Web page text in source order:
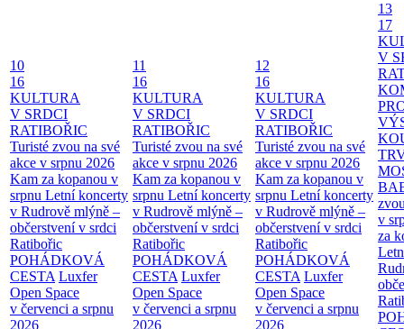
10
16
KULTURA
V SRDCI
RATIBOŘIC
Turisté zvou na své
akce v srpnu 2026
Kam za kopanou v
srpnu Letní koncerty
v Rudrově mlýně –
občerstvení v srdci
Ratibořic
POHÁDKOVÁ
CESTA Luxfer
Open Space
v červenci a srpnu
2026
11
16
KULTURA
V SRDCI
RATIBOŘIC
Turisté zvou na své
akce v srpnu 2026
Kam za kopanou v
srpnu Letní koncerty
v Rudrově mlýně –
občerstvení v srdci
Ratibořic
POHÁDKOVÁ
CESTA Luxfer
Open Space
v červenci a srpnu
2026
12
16
KULTURA
V SRDCI
RATIBOŘIC
Turisté zvou na své
akce v srpnu 2026
Kam za kopanou v
srpnu Letní koncerty
v Rudrově mlýně –
občerstvení v srdci
Ratibořic
POHÁDKOVÁ
CESTA Luxfer
Open Space
v červenci a srpnu
2026
13
17
V
v
za